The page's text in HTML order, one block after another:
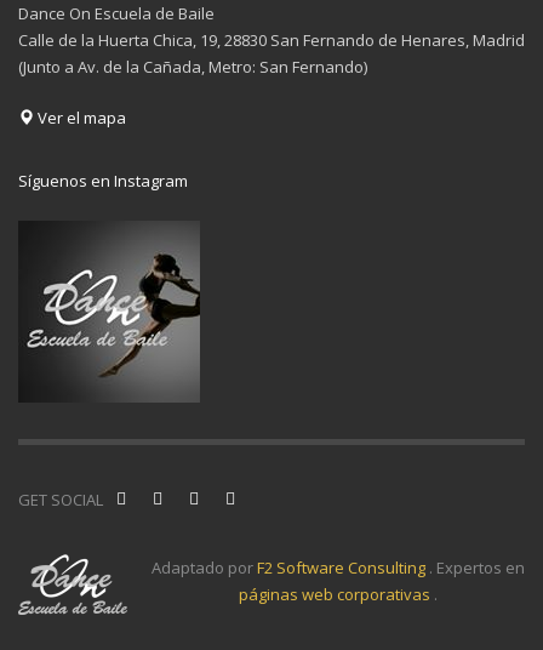
Dance On Escuela de Baile
Calle de la Huerta Chica, 19, 28830 San Fernando de Henares, Madrid
(Junto a Av. de la Cañada, Metro: San Fernando)
Ver el mapa
Síguenos en Instagram
GET SOCIAL
Adaptado porF2 Software Consulting . Expertos en
páginas web corporativas .